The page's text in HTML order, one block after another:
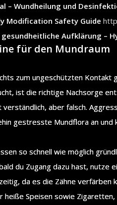
– Wundheilung und
Modification Safety Guide
Aufklärung –
für den Mundraum
zum ungeschützten
ist die richtige Nachsorge
aber falsch.
gestresste Mundflora an und
so schnell wie möglich
du Zugang dazu hast, nutze
da es die Zähne
Speisen sowie